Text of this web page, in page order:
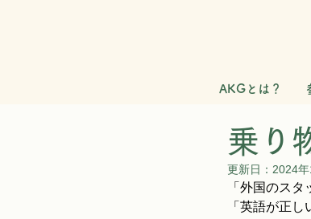
AKGとは？
乗り
更新日： 2024
「外国のス
「英語が正